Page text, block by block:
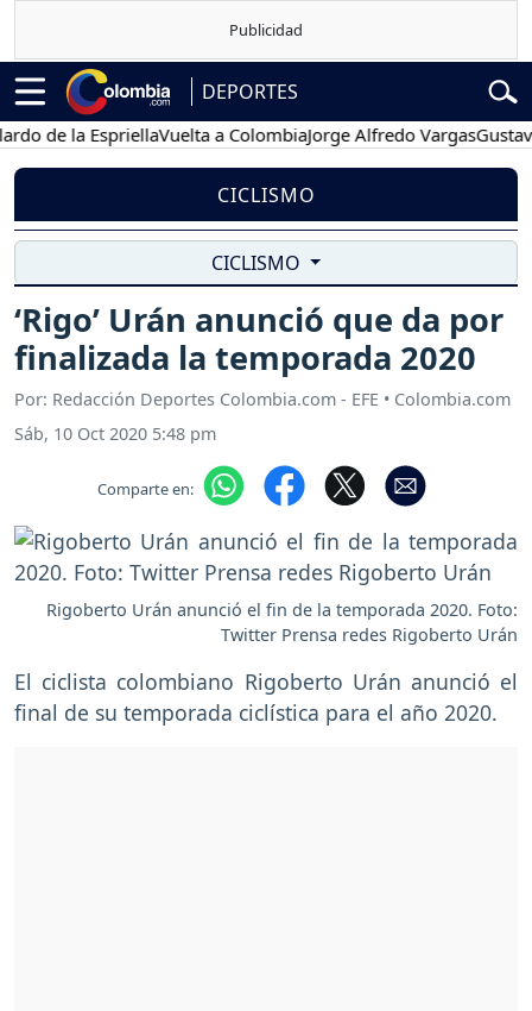
DEPORTES
la EspriellaVuelta a ColombiaJorge Alfredo VargasGustavo
CICLISMO
CICLISMO
‘Rigo’ Urán anunció que da por
finalizada la temporada 2020
Por: Redacción Deportes Colombia.com - EFE • Colombia.com
Sáb, 10 Oct 2020 5:48 pm
Comparte en:
Rigoberto Urán anunció el fin de la temporada 2020. Foto:
Twitter Prensa redes Rigoberto Urán
El ciclista colombiano Rigoberto Urán anunció el
final de su temporada ciclística para el año 2020.